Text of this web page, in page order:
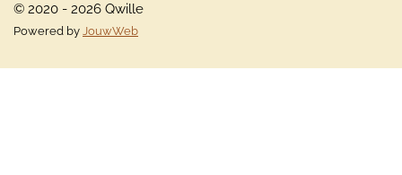
© 2020 - 2026 Qwille
Powered by JouwWeb